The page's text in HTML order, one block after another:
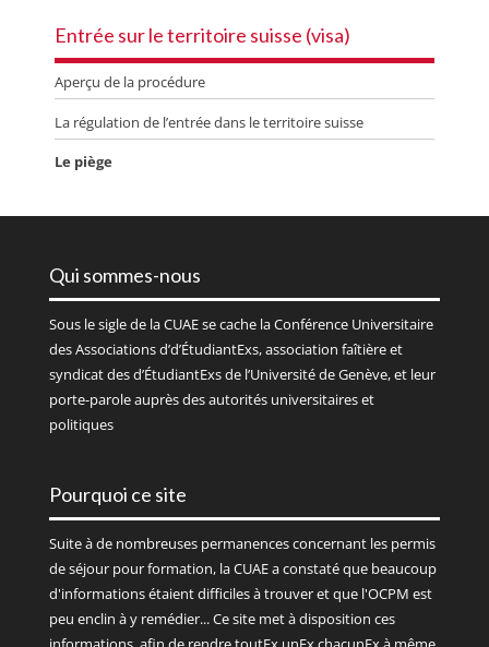
Entrée sur le territoire suisse (visa)
Aperçu de la procédure
La régulation de l’entrée dans le territoire suisse
Le piège
Qui sommes-nous
Sous le sigle de laCUAEse cache la Conférence Universitaire
des Associations d’d’ÉtudiantExs, association faîtière et
syndicat des d’ÉtudiantExs de l’Université de Genève, et leur
porte-parole auprès des autorités universitaires et
politiques
Pourquoi ce site
Suite à de nombreuses permanences concernant les permis
de séjour pour formation, la CUAE a constaté que beaucoup
d'informations étaient difficiles à trouver et que l'OCPM est
peu enclin à y remédier... Ce site met à disposition ces